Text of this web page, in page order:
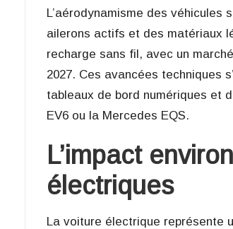
L’aérodynamisme des véhicules
ailerons actifs et des matériaux
recharge sans fil, avec un
2027. Ces avancées techniques
tableaux de bord numériques et
EV6 ou la Mercedes EQS.
L’impact
électriques
La voiture électrique représente